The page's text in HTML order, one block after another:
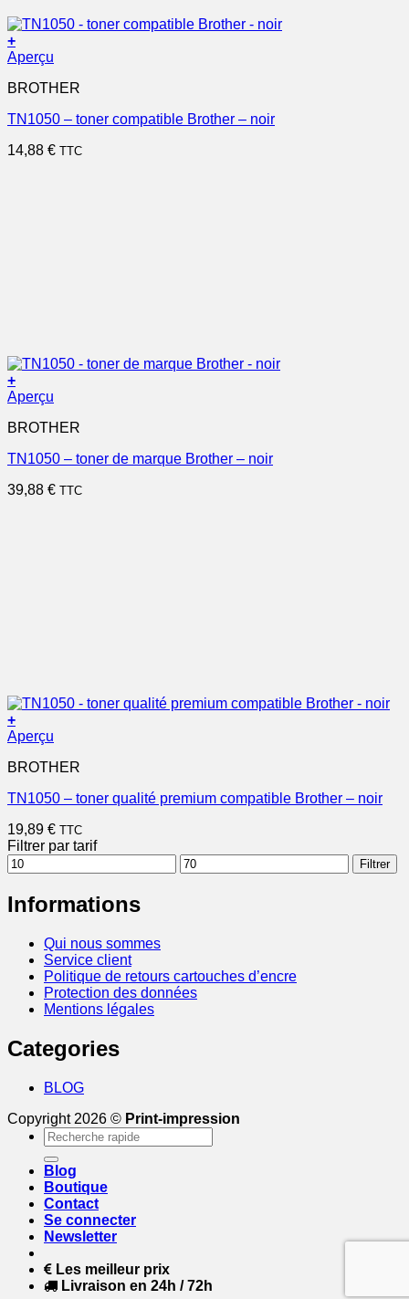
+
Aperçu
BROTHER
TN1050 – toner compatible Brother – noir
14,88 € TTC
+
Aperçu
BROTHER
TN1050 – toner de marque Brother – noir
39,88 € TTC
+
Aperçu
BROTHER
TN1050 – toner qualité premium compatible Brother – noir
19,89 € TTC
Filtrer par tarif
Prix
min
Prix
max
Filtrer
Informations
Qui nous sommes
Service client
Politique de retours cartouches d’encre
Protection des données
Mentions légales
Categories
BLOG
Copyright 2026 © Print-impression
Recherche
pour :
Blog
Boutique
Contact
Se connecter
Newsletter
Les meilleur prix
Livraison en 24h / 72h